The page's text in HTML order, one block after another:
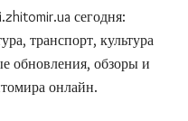
сегодня:
транспорт, культура
обновления, обзоры и
онлайн.